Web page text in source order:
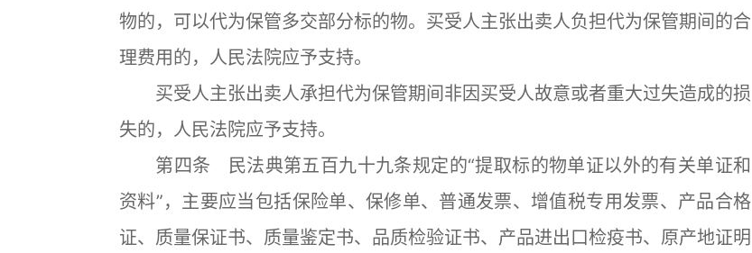
物的，可以代为保管多交部分标的物。买受人主张出卖人负担代为保管期间的合
理费用的，人民法院应予支持。
买受人主张出卖人承担代为保管期间非因买受人故意或者重大过失造成的损
失的，人民法院应予支持。
第四条 民法典第五百九十九条规定的“提取标的物单证以外的有关单证和
资料”，主要应当包括保险单、保修单、普通发票、增值税专用发票、产品合格
证、质量保证书、质量鉴定书、品质检验证书、产品进出口检疫书、原产地证明